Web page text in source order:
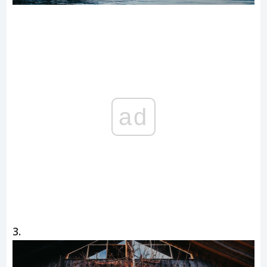
ad
3.